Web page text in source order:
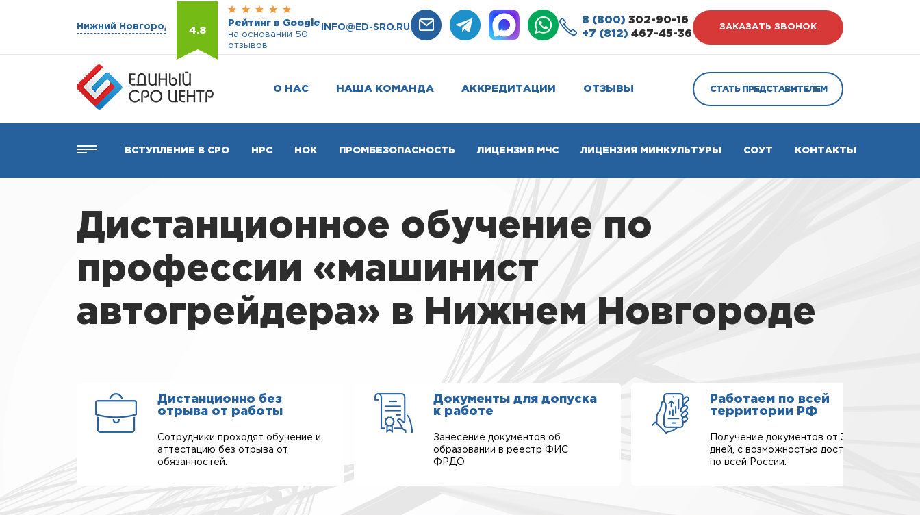
Нижний Новгород 4.8
Рейтинг в Google
на основании 50
отзывов
INFO@ED-SRO.RU
8 (800) 302-90-16
+7 (812) 467-45-36
ЗАКАЗАТЬ ЗВОНОК
О НАС НАША КОМАНДА АККРЕДИТАЦИИ ОТЗЫВЫ СТАТЬ ПРЕДСТАВИТЕЛЕМ
ВСТУПЛЕНИЕ В СРО НРС НОК ПРОМБЕЗОПАСНОСТЬ ЛИЦЕНЗИЯ МЧС ЛИЦЕНЗИЯ МИНКУЛЬТУРЫ СОУТ КОНТАКТЫ
Дистанционное обучение по
профессии «машинист
автогрейдера» в Нижнем Новгороде
Дистанционно без
отрыва от работы
Сотрудники проходят обучение и
аттестацию без отрыва от
обязанностей.
Документы для допуска
к работе
Занесение документов об
образовании в реестр ФИС
ФРДО
Работаем по всей
территории РФ
Получение документов от 3-х
дней, с возможностью доставки
по всей России.